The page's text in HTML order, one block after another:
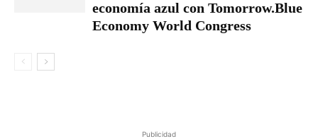
economía azul con Tomorrow.Blue
Economy World Congress
Publicidad